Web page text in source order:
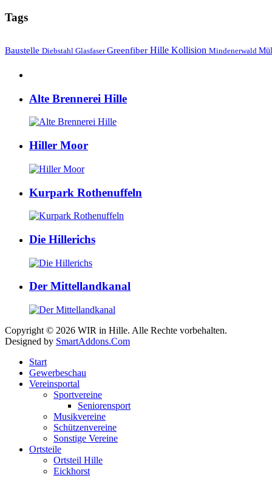
Tags
Baustelle Diebstahl GlasfaserGreenfiber Hille Kollision Mindenerwald
Alte Brennerei Hille
Hiller Moor
Kurpark Rothenuffeln
Die Hillerichs
Der Mittellandkanal
Copyright © 2026 WIR in Hille. Alle Rechte vorbehalten.
Designed by SmartAddons.Com
Start
Gewerbeschau
Vereinsportal
Sportvereine
Seniorensport
Musikvereine
Schützenvereine
Sonstige Vereine
Ortsteile
Ortsteil Hille
Eickhorst